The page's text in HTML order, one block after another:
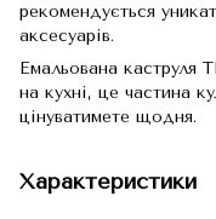
рекомендується
аксесуарів.
Емальована каструля
на кухні, це частина
цінуватимете щодня.
Характеристики